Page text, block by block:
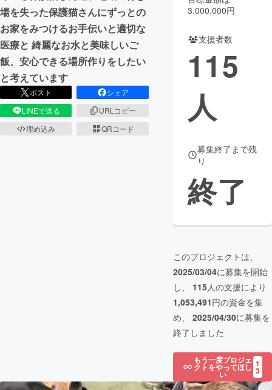
CAMPFIREふるさと納税machi-ya コミュニティ
場を失った保護猫さんにずっとの
お家をみつけるお手伝いと適切な
医療と 綺麗なお水と美味しいご
飯、安心できる場所作りをしたい
と考えています
ポスト
シェア
LINEで送る
URLコピー
埋め込み
QRコード
3,000,000円
支援者数
115
人
募集終了まで残
り
終了
このプロジェクトは、
2025/03/04に募集を開始
し、 115人の支援により
1,053,491円の資金を集
め、 2025/04/30に募集を
終了しました
もう一度プロジェ
クトをやってほし
い
1
3